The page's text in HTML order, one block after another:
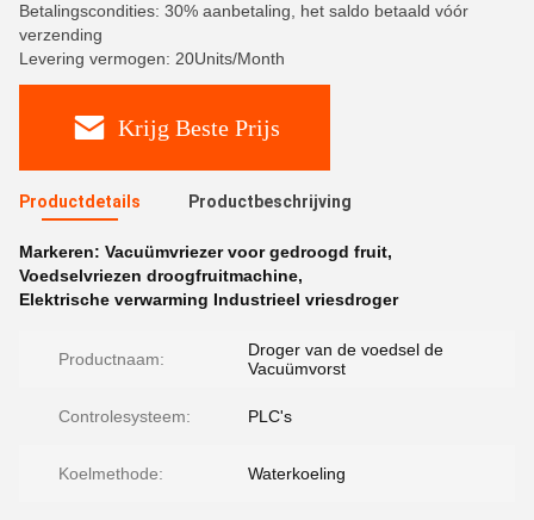
Betalingscondities: 30% aanbetaling, het saldo betaald vóór
verzending
Levering vermogen: 20Units/Month
Krijg Beste Prijs
Productdetails Productbeschrijving
Markeren: Vacuümvriezer voor gedroogd fruit,
Voedselvriezen droogfruitmachine,
Elektrische verwarming Industrieel vriesdroger
Productnaam:
Droger van de voedsel de
Vacuümvorst
Controlesysteem: PLC's
Koelmethode: Waterkoeling